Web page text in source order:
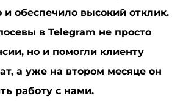
и обеспечило высокий отклик.
в Telegram не просто
но и помогли клиенту
а уже на втором месяце он
работу с нами.